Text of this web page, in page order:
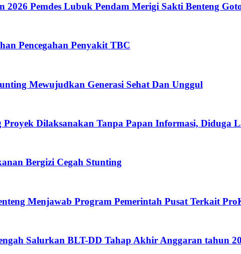
Pemdes Lubuk Pendam Merigi Sakti Benteng
Pencegahan Penyakit TBC
Mewujudkan Generasi Sehat Dan Unggul
Dilaksanakan Tanpa Papan Informasi, Diduga
Bergizi Cegah Stunting
Menjawab Program Pemerintah Pusat Terkait
Salurkan BLT-DD Tahap Akhir Anggaran tahun